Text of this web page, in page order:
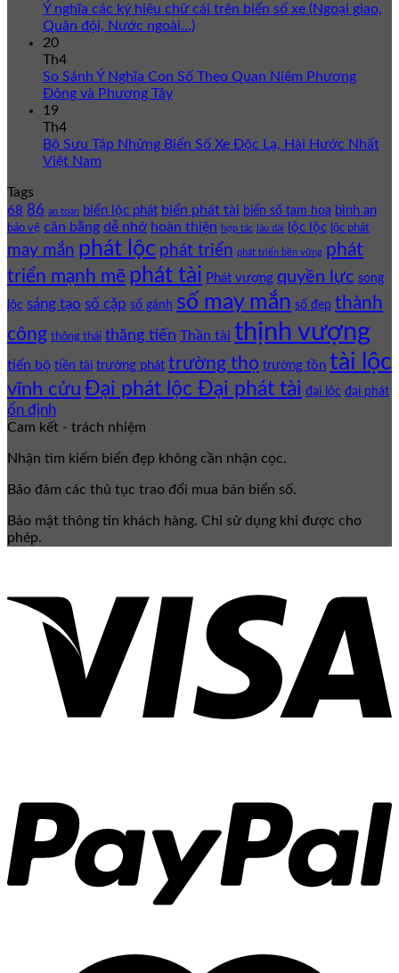
Ý nghĩa các ký hiệu chữ cái trên biển số xe (Ngoại giao,
Quân đội, Nước ngoài…)
20
Th4
So Sánh Ý Nghĩa Con Số Theo Quan Niệm Phương
Đông và Phương Tây
19
Th4
Bộ Sưu Tập Những Biển Số Xe Độc Lạ, Hài Hước Nhất
Việt Nam
Tags
68 86 an toàn biển lộc phát biển phát tài biển số tam hoa bình an
bảo vệ cân bằng dễ nhớ hoàn thiện hợp tác lâu dài lộc lộc lộc phát
may mắn phát lộc phát triển phát triển bền vững phát
triển mạnh mẽ phát tài Phát vượng quyền lực song
lộc sáng tạo số cặp số gánh số may mắn số đẹp thành
công thông thái thăng tiến Thần tài thịnh vượng
tiến bộ tiền tài trường phát trường thọ trường tồn tài lộc
vĩnh cửu Đại phát lộc Đại phát tài đại lộc đại phát
ổn định
Cam kết - trách nhiệm
Nhận tìm kiếm biển đẹp không cần nhận cọc.
Bảo đảm các thủ tục trao đổi mua bán biển số.
Bảo mật thông tin khách hàng. Chỉ sử dụng khi được cho
phép.